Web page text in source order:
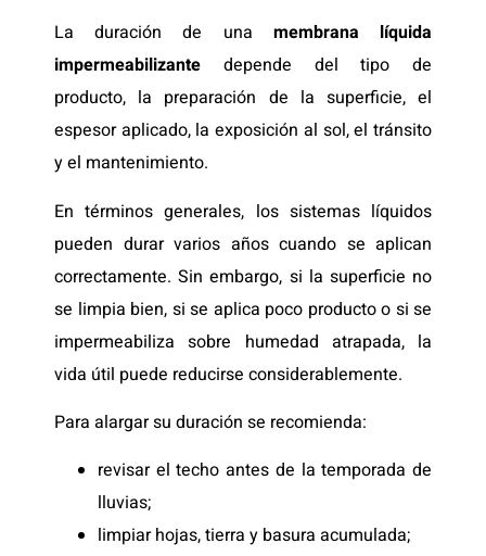
La duración de una membrana líquida
impermeabilizante depende del tipo de
producto, la preparación de la superficie, el
espesor aplicado, la exposición al sol, el tránsito
y el mantenimiento.
En términos generales, los sistemas líquidos
pueden durar varios años cuando se aplican
correctamente. Sin embargo, si la superficie no
se limpia bien, si se aplica poco producto o si se
impermeabiliza sobre humedad atrapada, la
vida útil puede reducirse considerablemente.
Para alargar su duración se recomienda:
revisar el techo antes de la temporada de
lluvias;
limpiar hojas, tierra y basura acumulada;